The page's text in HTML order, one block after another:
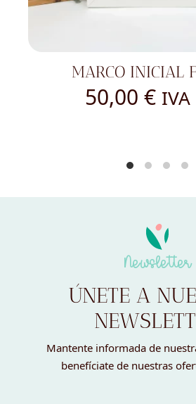
TOPPER - ONE:
CUMPLEAÑOS CON
Newsletter
ÚNETE A
Mantente informada de
benefíciate de nuestras